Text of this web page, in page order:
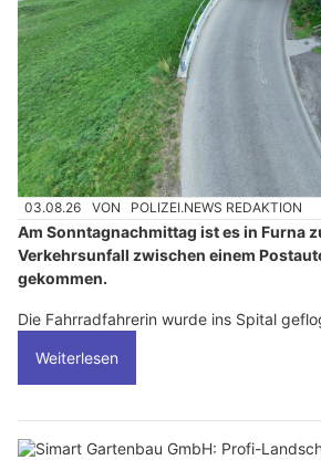
03.08.26 VON POLIZEI.NEWS REDAKTION
Am Sonntagnachmittag ist es in Furna
Verkehrsunfall zwischen einem
gekommen.
Die Fahrradfahrerin wurde ins Spital
Weiterlesen